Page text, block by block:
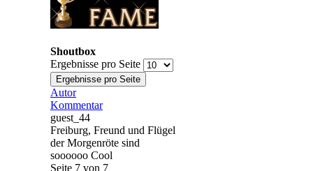
Shoutbox
Ergebnisse pro Seite
Autor
Kommentar
guest_44
Freiburg, Freund und Flügel
der Morgenröte sind
soooooo Cool
Seite 7 von 7